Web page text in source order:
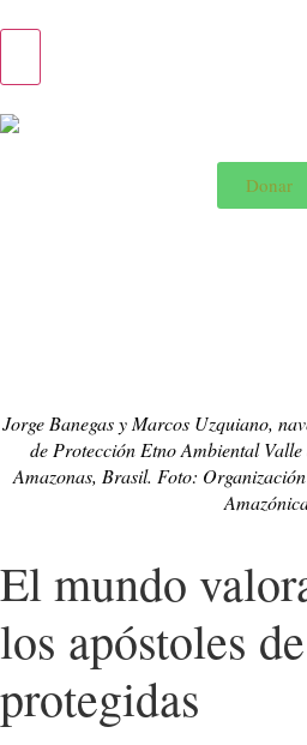
Donar
Jorge Banegas y Marcos Uzquiano,
de Protección Etno Ambiental
Amazonas, Brasil. Foto:
El mundo
los apóstoles
protegidas